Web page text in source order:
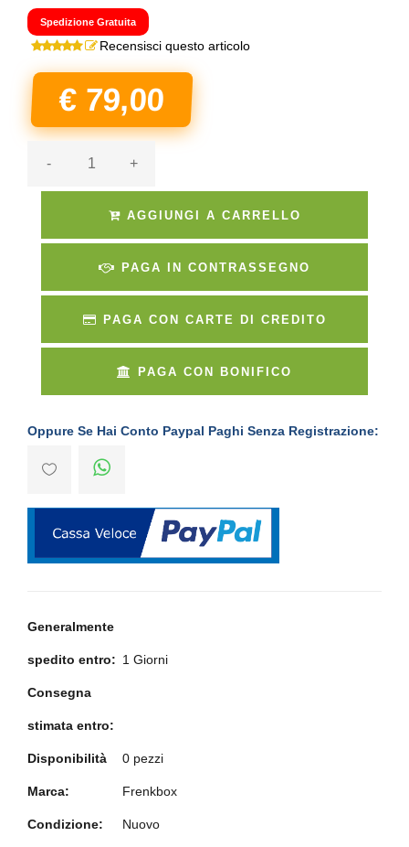
Spedizione Gratuita
Recensisci questo articolo
€ 79,00
- +
AGGIUNGI A CARRELLO
PAGA IN CONTRASSEGNO
PAGA CON CARTE DI CREDITO
PAGA CON BONIFICO
Oppure Se Hai Conto Paypal Paghi Senza Registrazione:
Generalmente
spedito entro: 1 Giorni
Consegna
stimata entro:
Disponibilità 0 pezzi
Marca: Frenkbox
Condizione: Nuovo